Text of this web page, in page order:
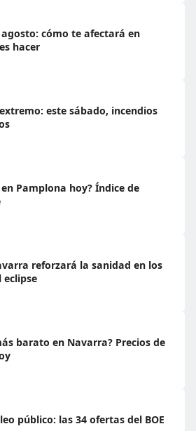
agosto: cómo te afectará en
hacer
este sábado, incendios
Pamplona hoy? Índice de
reforzará la sanidad en los
eclipse
barato en Navarra? Precios de
público: las 34 ofertas del BOE